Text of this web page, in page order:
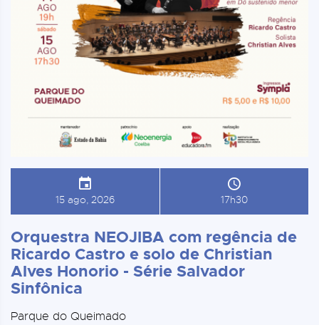
15 ago, 2026 17h30
Orquestra NEOJIBA com regência de
Ricardo Castro e solo de Christian
Alves Honorio - Série Salvador
Sinfônica
Parque do Queimado